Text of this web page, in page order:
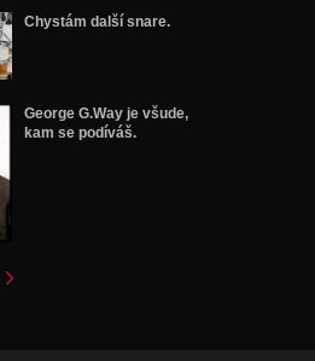
Chystám další snare.
George G.Way je všude,
kam se podíváš.